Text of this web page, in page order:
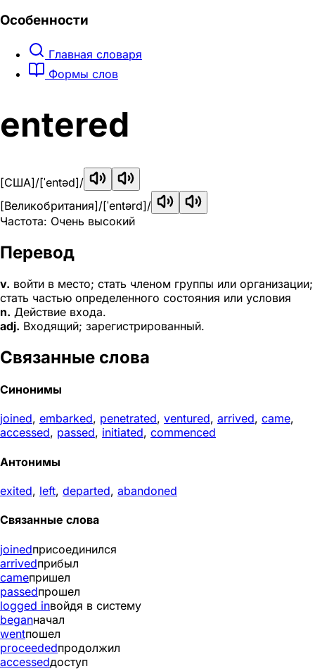
Особенности
Главная словаря
Формы слов
entered
[США]/[ˈentəd]/
[Великобритания]/[ˈentərd]/
Частота: Очень высокий
Перевод
v. войти в место; стать членом группы или организации;
стать частью определенного состояния или условия
n. Действие входа.
adj. Входящий; зарегистрированный.
Связанные слова
Синонимы
joined, embarked, penetrated, ventured, arrived, came,
accessed, passed, initiated, commenced
Антонимы
exited, left, departed, abandoned
Связанные слова
joinedприсоединился
arrivedприбыл
cameпришел
passedпрошел
logged inвойдя в систему
beganначал
wentпошел
proceededпродолжил
accessedдоступ